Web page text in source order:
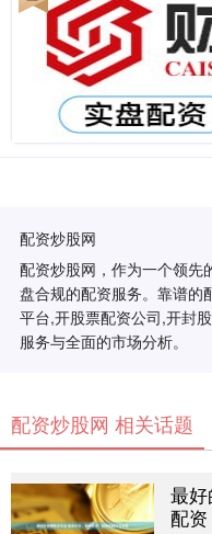
配资炒股网
配资炒股网，作为一个领先
盘合规的配资服务。靠谱的
平台,开股票配资公司,开封
服务与全面的市场分析。
配资炒股网 相关话题
最
配